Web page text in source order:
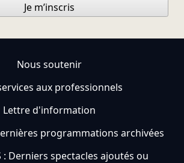
Je m’inscris
Nous soutenir
aux professionnels
Lettre d'information
programmations archivées
: Derniers spectacles ajoutés ou